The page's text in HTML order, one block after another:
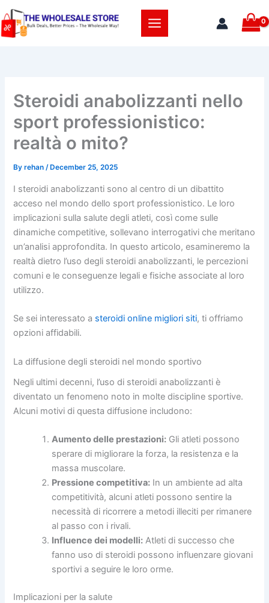
Skip
to
content
Steroidi anabolizzanti nello
sport professionistico:
realtà o mito?
Byrehan/ December 25, 2025
I steroidi anabolizzanti sono al centro di un dibattito
acceso nel mondo dello sport professionistico. Le loro
implicazioni sulla salute degli atleti, così come sulle
dinamiche competitive, sollevano interrogativi che meritano
un’analisi approfondita. In questo articolo, esamineremo la
realtà dietro l’uso degli steroidi anabolizzanti, le percezioni
comuni e le conseguenze legali e fisiche associate al loro
utilizzo.
Se sei interessato a steroidi online migliori siti, ti offriamo
opzioni affidabili.
La diffusione degli steroidi nel mondo sportivo
Negli ultimi decenni, l’uso di steroidi anabolizzanti è
diventato un fenomeno noto in molte discipline sportive.
Alcuni motivi di questa diffusione includono:
Aumento delle prestazioni: Gli atleti possono
sperare di migliorare la forza, la resistenza e la
massa muscolare.
Pressione competitiva: In un ambiente ad alta
competitività, alcuni atleti possono sentire la
necessità di ricorrere a metodi illeciti per rimanere
al passo con i rivali.
Influence dei modelli: Atleti di successo che
fanno uso di steroidi possono influenzare giovani
sportivi a seguire le loro orme.
Implicazioni per la salute